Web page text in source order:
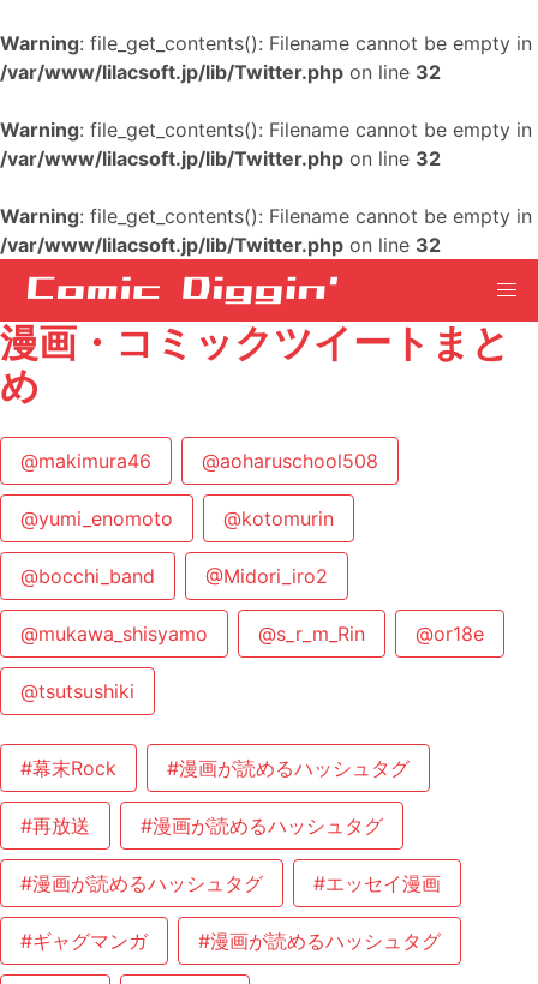
Warning: file_get_contents(): Filename cannot be empty in
/var/www/lilacsoft.jp/lib/Twitter.php on line 32
Warning: file_get_contents(): Filename cannot be empty in
/var/www/lilacsoft.jp/lib/Twitter.php on line 32
Warning: file_get_contents(): Filename cannot be empty in
/var/www/lilacsoft.jp/lib/Twitter.php on line 32
漫画・コミックツイートまと
め
@makimura46 @aoharuschool508
@yumi_enomoto @kotomurin
@bocchi_band @Midori_iro2
@mukawa_shisyamo @s_r_m_Rin @or18e
@tsutsushiki
#幕末Rock #漫画が読めるハッシュタグ
#再放送 #漫画が読めるハッシュタグ
#漫画が読めるハッシュタグ #エッセイ漫画
#ギャグマンガ #漫画が読めるハッシュタグ